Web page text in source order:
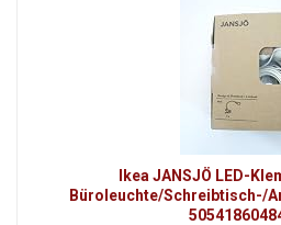
Ikea JANSJÖ LED-
Büroleuchte/Schreibtisch-/